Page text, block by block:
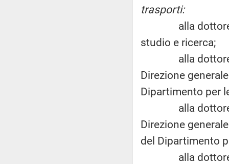
trasporti:
alla dottoressa
studio e ricerca;
alla dottoressa
Direzione
Dipartimento per
alla dottoressa
Direzione
del Dipartimento
alla dottoressa